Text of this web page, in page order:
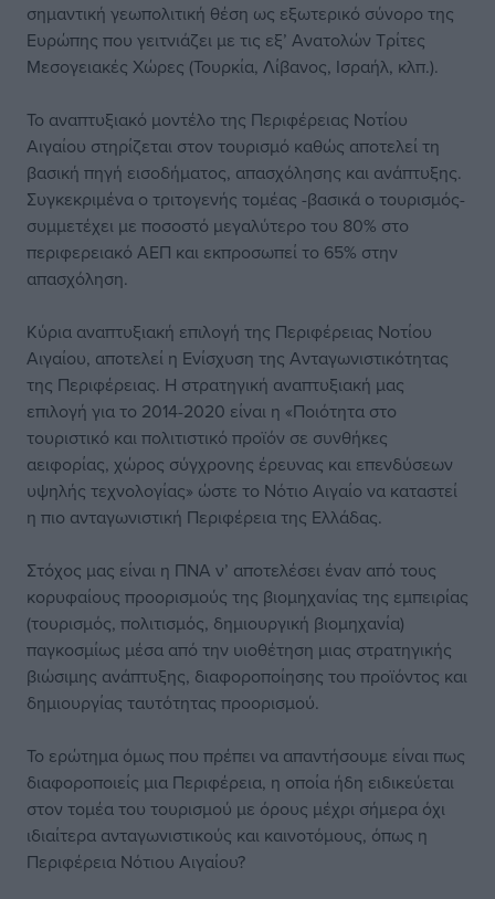
σημαντική γεωπολιτική θέση ως εξωτερικό σύνορο της
Ευρώπης που γειτνιάζει με τις εξ’ Ανατολών Τρίτες
Μεσογειακές Χώρες (Τουρκία, Λίβανος, Ισραήλ, κλπ.).
Το αναπτυξιακό μοντέλο της Περιφέρειας Νοτίου
Αιγαίου στηρίζεται στον τουρισμό καθώς αποτελεί τη
βασική πηγή εισοδήματος, απασχόλησης και ανάπτυξης.
Συγκεκριμένα ο τριτογενής τομέας -βασικά ο τουρισμός-
συμμετέχει με ποσοστό μεγαλύτερο του 80% στο
περιφερειακό ΑΕΠ και εκπροσωπεί το 65% στην
απασχόληση.
Κύρια αναπτυξιακή επιλογή της Περιφέρειας Νοτίου
Αιγαίου, αποτελεί η Ενίσχυση της Ανταγωνιστικότητας
της Περιφέρειας. Η στρατηγική αναπτυξιακή μας
επιλογή για το 2014-2020 είναι η «Ποιότητα στο
τουριστικό και πολιτιστικό προϊόν σε συνθήκες
αειφορίας, χώρος σύγχρονης έρευνας και επενδύσεων
υψηλής τεχνολογίας» ώστε το Νότιο Αιγαίο να καταστεί
η πιο ανταγωνιστική Περιφέρεια της Ελλάδας.
Στόχος μας είναι η ΠΝΑ ν’ αποτελέσει έναν από τους
κορυφαίους προορισμούς της βιομηχανίας της εμπειρίας
(τουρισμός, πολιτισμός, δημιουργική βιομηχανία)
παγκοσμίως μέσα από την υιοθέτηση μιας στρατηγικής
βιώσιμης ανάπτυξης, διαφοροποίησης του προϊόντος και
δημιουργίας ταυτότητας προορισμού.
Το ερώτημα όμως που πρέπει να απαντήσουμε είναι πως
διαφοροποιείς μια Περιφέρεια, η οποία ήδη ειδικεύεται
στον τομέα του τουρισμού με όρους μέχρι σήμερα όχι
ιδιαίτερα ανταγωνιστικούς και καινοτόμους, όπως η
Περιφέρεια Νότιου Αιγαίου?